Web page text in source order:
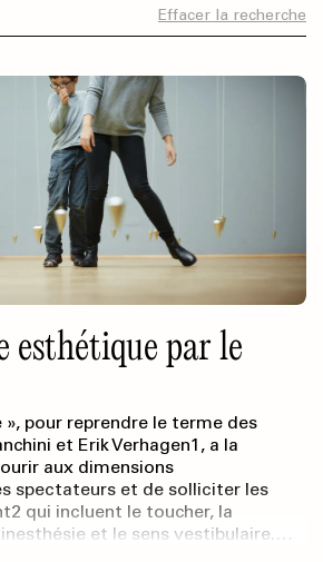
Effacer la recherche
esthétique par le
pour reprendre le terme des
et Erik Verhagen1, a la
aux dimensions
spectateurs et de solliciter les
qui incluent le toucher, la
et le sens vestibulaire.…